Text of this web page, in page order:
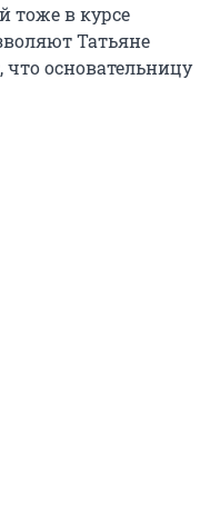
тоже в курсе
Татьяне
что основательницу